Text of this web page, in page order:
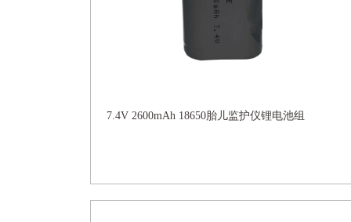
7.4V 2600mAh 18650胎儿监护仪锂电池组